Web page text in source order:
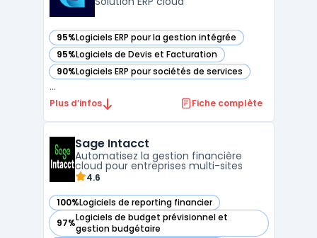
95%Logiciels ERP pour la gestion intégrée
— voir Acumatica dans cette catégorie
95%Logiciels de Devis et Facturation
— voir Acumatica dans cette catégorie
90%Logiciels ERP pour sociétés de services
— voir Acumatica dans cette catégorie
...
Plus d’infos Fiche complète
Sage Intacct
Automatisez la gestion financière
cloud pour entreprises multi-sites
4.6
100%Logiciels de reporting financier
— voir Sage Intacct dans cette catégorie
97%Logiciels de budget prévisionnel et
gestion budgétaire
— voir Sage Intacct dans cette catégorie